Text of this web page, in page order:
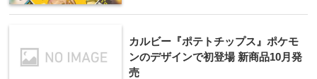
カルビー『ポテトチップス』ポケモ
ンのデザインで初登場 新商品10月発
売